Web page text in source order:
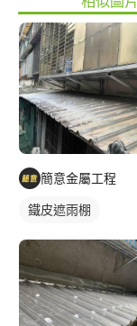
簡意金屬工程
鐵皮遮雨棚